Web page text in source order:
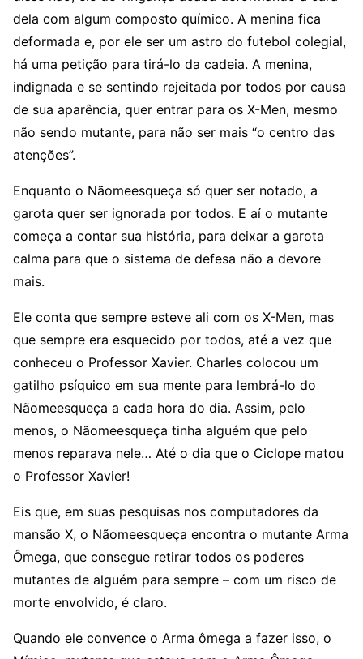
dela com algum composto químico. A menina fica
deformada e, por ele ser um astro do futebol colegial,
há uma petição para tirá-lo da cadeia. A menina,
indignada e se sentindo rejeitada por todos por causa
de sua aparência, quer entrar para os X-Men, mesmo
não sendo mutante, para não ser mais “o centro das
atenções”.
Enquanto o Nãomeesqueça só quer ser notado, a
garota quer ser ignorada por todos. E aí o mutante
começa a contar sua história, para deixar a garota
calma para que o sistema de defesa não a devore
mais.
Ele conta que sempre esteve ali com os X-Men, mas
que sempre era esquecido por todos, até a vez que
conheceu o Professor Xavier. Charles colocou um
gatilho psíquico em sua mente para lembrá-lo do
Nãomeesqueça a cada hora do dia. Assim, pelo
menos, o Nãomeesqueça tinha alguém que pelo
menos reparava nele… Até o dia que o Ciclope matou
o Professor Xavier!
Eis que, em suas pesquisas nos computadores da
mansão X, o Nãomeesqueça encontra o mutante Arma
Ômega, que consegue retirar todos os poderes
mutantes de alguém para sempre – com um risco de
morte envolvido, é claro.
Quando ele convence o Arma ômega a fazer isso, o